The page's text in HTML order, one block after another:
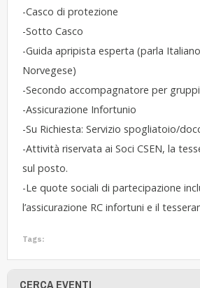
-Casco di protezione
-Sotto Casco
-Guida apripista esperta (parla
Norvegese)
-Secondo accompagnatore per
-Assicurazione Infortunio
-Su Richiesta: Servizio spogliatoio/
-Attività riservata ai Soci CSEN, la
sul posto.
-Le quote sociali di partecipazione
l’assicurazione RC infortuni e il
Tags:
CERCA EVENTI